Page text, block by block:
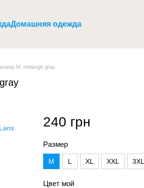
Домашняя одежда
M, melange gray
240 грн
Размер
M L XL XXL 3XL
Цвет мой